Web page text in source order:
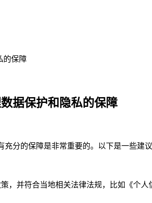
的保障
据保护和隐私的保障
分的保障是非常重要的。以下是一些建议
，并符合当地相关法律法规，比如《个